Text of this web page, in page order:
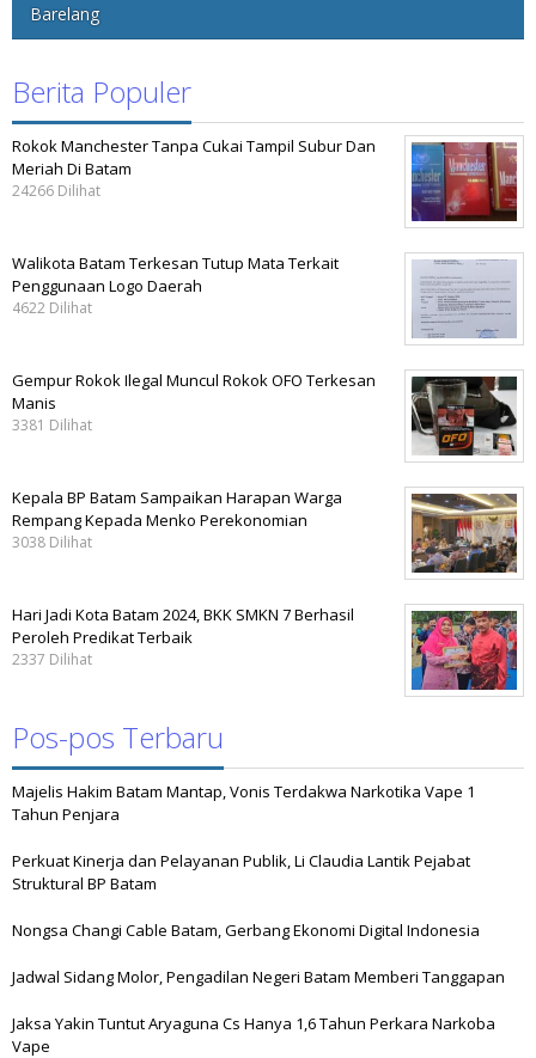
Barelang
Berita Populer
Rokok Manchester Tanpa Cukai Tampil Subur Dan
Meriah Di Batam
24266 Dilihat
Walikota Batam Terkesan Tutup Mata Terkait
Penggunaan Logo Daerah
4622 Dilihat
Gempur Rokok Ilegal Muncul Rokok OFO Terkesan
Manis
3381 Dilihat
Kepala BP Batam Sampaikan Harapan Warga
Rempang Kepada Menko Perekonomian
3038 Dilihat
Hari Jadi Kota Batam 2024, BKK SMKN 7 Berhasil
Peroleh Predikat Terbaik
2337 Dilihat
Pos-pos Terbaru
Majelis Hakim Batam Mantap, Vonis Terdakwa Narkotika Vape 1
Tahun Penjara
Perkuat Kinerja dan Pelayanan Publik, Li Claudia Lantik Pejabat
Struktural BP Batam
Nongsa Changi Cable Batam, Gerbang Ekonomi Digital Indonesia
Jadwal Sidang Molor, Pengadilan Negeri Batam Memberi Tanggapan
Jaksa Yakin Tuntut Aryaguna Cs Hanya 1,6 Tahun Perkara Narkoba
Vape